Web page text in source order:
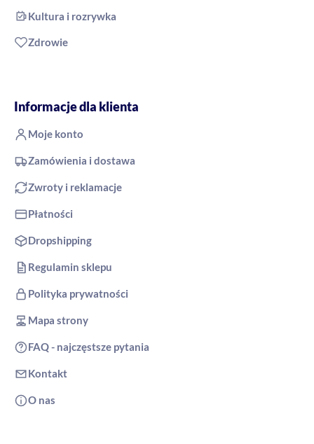
Kultura i rozrywka
Zdrowie
Informacje dla klienta
Moje konto
Zamówienia i dostawa
Zwroty i reklamacje
Płatności
Dropshipping
Regulamin sklepu
Polityka prywatności
Mapa strony
FAQ - najczęstsze pytania
Kontakt
O nas